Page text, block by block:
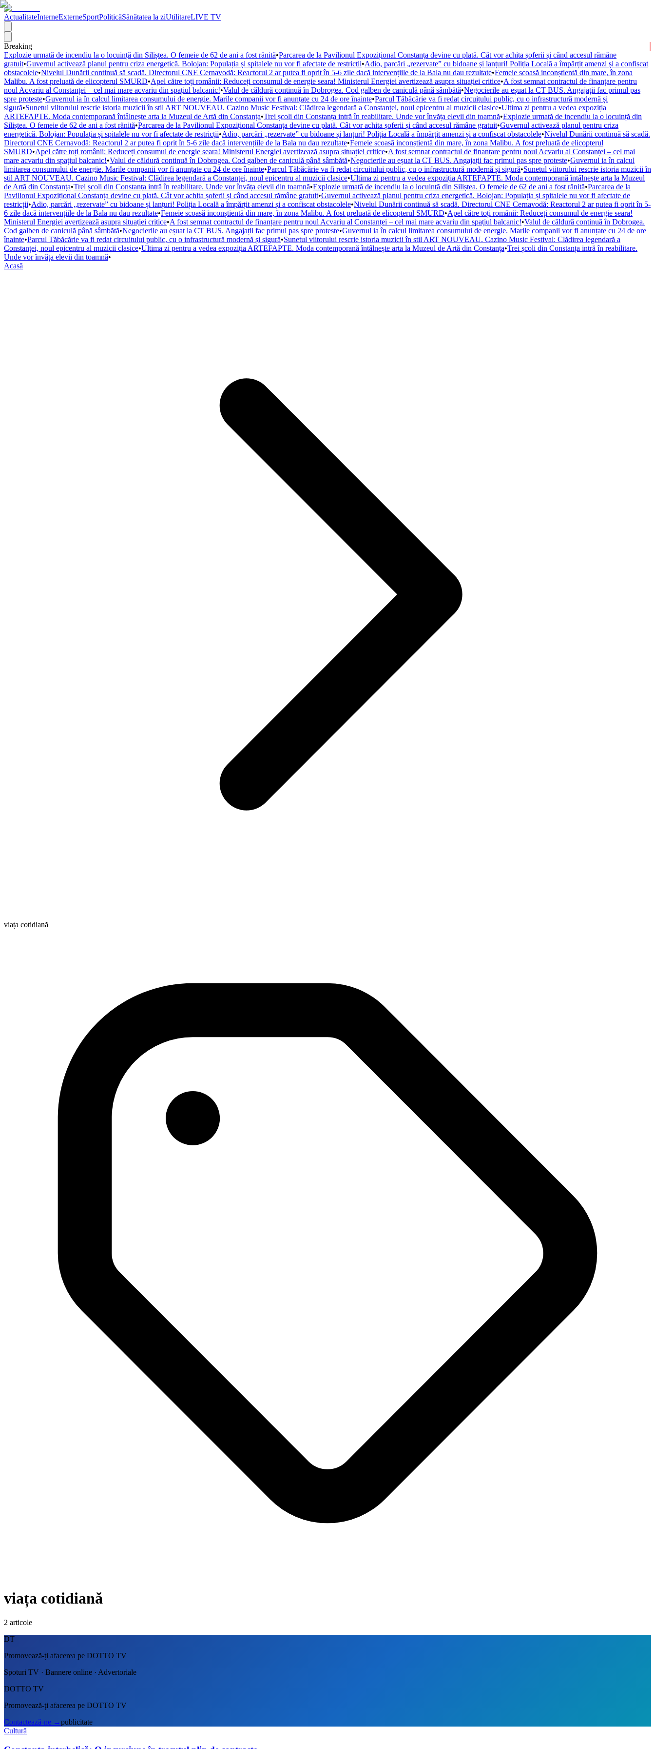
ActualitateInterneExterneSportPoliticăSănătatea la ziUtilitareLIVE TV
Breaking
Explozie urmată de incendiu la o locuință din Siliștea. O femeie de 62 de ani a fost rănită•Parcarea de la Pavilionul Expozițional Constanța devine cu plată. Cât vor achita șoferii și când accesul rămâne
gratuit•Guvernul activează planul pentru criza energetică. Bolojan: Populația și spitalele nu vor fi afectate de restricții•Adio, parcări „rezervate” cu bidoane și lanțuri! Poliția Locală a împărțit amenzi și a confiscat
obstacolele•Nivelul Dunării continuă să scadă. Directorul CNE Cernavodă: Reactorul 2 ar putea fi oprit în 5-6 zile dacă intervențiile de la Bala nu dau rezultate•Femeie scoasă inconștientă din mare, în zona
Malibu. A fost preluată de elicopterul SMURD•Apel către toți românii: Reduceți consumul de energie seara! Ministerul Energiei avertizează asupra situației critice•A fost semnat contractul de finanțare pentru
noul Acvariu al Constanței – cel mai mare acvariu din spațiul balcanic!•Valul de căldură continuă în Dobrogea. Cod galben de caniculă până sâmbătă•Negocierile au eșuat la CT BUS. Angajații fac primul pas
spre proteste•Guvernul ia în calcul limitarea consumului de energie. Marile companii vor fi anunțate cu 24 de ore înainte•Parcul Tăbăcărie va fi redat circuitului public, cu o infrastructură modernă și
sigură•Sunetul viitorului rescrie istoria muzicii în stil ART NOUVEAU. Cazino Music Festival: Clădirea legendară a Constanței, noul epicentru al muzicii clasice•Ultima zi pentru a vedea expoziția
ARTEFAPTE. Moda contemporană întâlnește arta la Muzeul de Artă din Constanța•Trei școli din Constanța intră în reabilitare. Unde vor învăța elevii din toamnă•Explozie urmată de incendiu la o locuință din
Siliștea. O femeie de 62 de ani a fost rănită•Parcarea de la Pavilionul Expozițional Constanța devine cu plată. Cât vor achita șoferii și când accesul rămâne gratuit•Guvernul activează planul pentru criza
energetică. Bolojan: Populația și spitalele nu vor fi afectate de restricții•Adio, parcări „rezervate” cu bidoane și lanțuri! Poliția Locală a împărțit amenzi și a confiscat obstacolele•Nivelul Dunării continuă să scadă.
Directorul CNE Cernavodă: Reactorul 2 ar putea fi oprit în 5-6 zile dacă intervențiile de la Bala nu dau rezultate•Femeie scoasă inconștientă din mare, în zona Malibu. A fost preluată de elicopterul
SMURD•Apel către toți românii: Reduceți consumul de energie seara! Ministerul Energiei avertizează asupra situației critice•A fost semnat contractul de finanțare pentru noul Acvariu al Constanței – cel mai
mare acvariu din spațiul balcanic!•Valul de căldură continuă în Dobrogea. Cod galben de caniculă până sâmbătă•Negocierile au eșuat la CT BUS. Angajații fac primul pas spre proteste•Guvernul ia în calcul
limitarea consumului de energie. Marile companii vor fi anunțate cu 24 de ore înainte•Parcul Tăbăcărie va fi redat circuitului public, cu o infrastructură modernă și sigură•Sunetul viitorului rescrie istoria muzicii în
stil ART NOUVEAU. Cazino Music Festival: Clădirea legendară a Constanței, noul epicentru al muzicii clasice•Ultima zi pentru a vedea expoziția ARTEFAPTE. Moda contemporană întâlnește arta la Muzeul
de Artă din Constanța•Trei școli din Constanța intră în reabilitare. Unde vor învăța elevii din toamnă•Explozie urmată de incendiu la o locuință din Siliștea. O femeie de 62 de ani a fost rănită•Parcarea de la
Pavilionul Expozițional Constanța devine cu plată. Cât vor achita șoferii și când accesul rămâne gratuit•Guvernul activează planul pentru criza energetică. Bolojan: Populația și spitalele nu vor fi afectate de
restricții•Adio, parcări „rezervate” cu bidoane și lanțuri! Poliția Locală a împărțit amenzi și a confiscat obstacolele•Nivelul Dunării continuă să scadă. Directorul CNE Cernavodă: Reactorul 2 ar putea fi oprit în 5-
6 zile dacă intervențiile de la Bala nu dau rezultate•Femeie scoasă inconștientă din mare, în zona Malibu. A fost preluată de elicopterul SMURD•Apel către toți românii: Reduceți consumul de energie seara!
Ministerul Energiei avertizează asupra situației critice•A fost semnat contractul de finanțare pentru noul Acvariu al Constanței – cel mai mare acvariu din spațiul balcanic!•Valul de căldură continuă în Dobrogea.
Cod galben de caniculă până sâmbătă•Negocierile au eșuat la CT BUS. Angajații fac primul pas spre proteste•Guvernul ia în calcul limitarea consumului de energie. Marile companii vor fi anunțate cu 24 de ore
înainte•Parcul Tăbăcărie va fi redat circuitului public, cu o infrastructură modernă și sigură•Sunetul viitorului rescrie istoria muzicii în stil ART NOUVEAU. Cazino Music Festival: Clădirea legendară a
Constanței, noul epicentru al muzicii clasice•Ultima zi pentru a vedea expoziția ARTEFAPTE. Moda contemporană întâlnește arta la Muzeul de Artă din Constanța•Trei școli din Constanța intră în reabilitare.
Unde vor învăța elevii din toamnă•
Acasă
viața cotidiană
viața cotidiană
2 articole
DT
Promovează-ți afacerea pe DOTTO TV
Spoturi TV · Bannere online · Advertoriale
DOTTO TV
Promovează-ți afacerea pe DOTTO TV
Contactează-ne →publicitate
Cultură